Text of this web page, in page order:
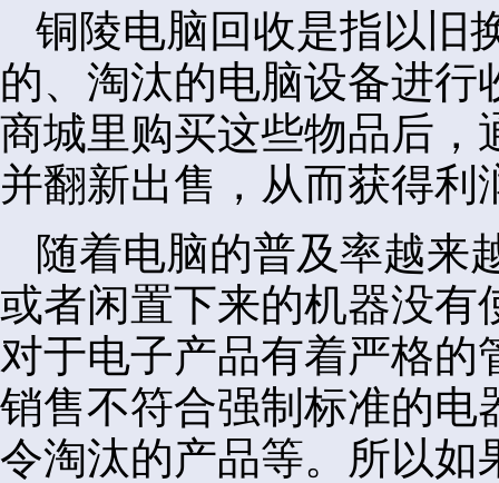
铜陵电脑回收是指以旧
的、淘汰的电脑设备进
商城里购买这些物品后，
并翻新出售，从而获得利
随着电脑的普及率越来
或者闲置下来的机器没有
对于电子产品有着严格
销售不符合强制标准的电
令淘汰的产品等。所以如